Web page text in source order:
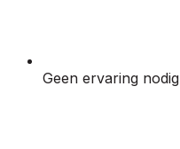
Geen ervaring nodig